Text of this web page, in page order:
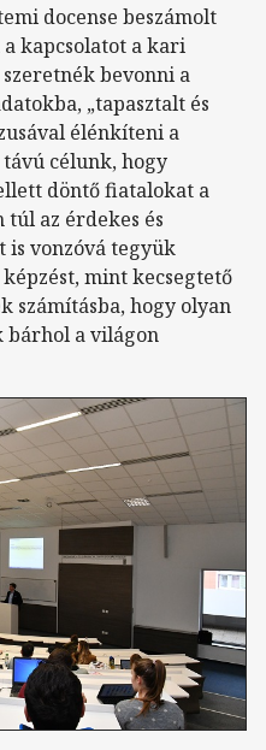
docense beszámolt
kapcsolatot a kari
bevonni a
„tapasztalt és
élénkíteni a
távú célunk, hogy
döntő fiatalokat a
túl az érdekes és
is vonzóvá tegyük
mint kecsegtető
számításba, hogy olyan
bárhol a világon